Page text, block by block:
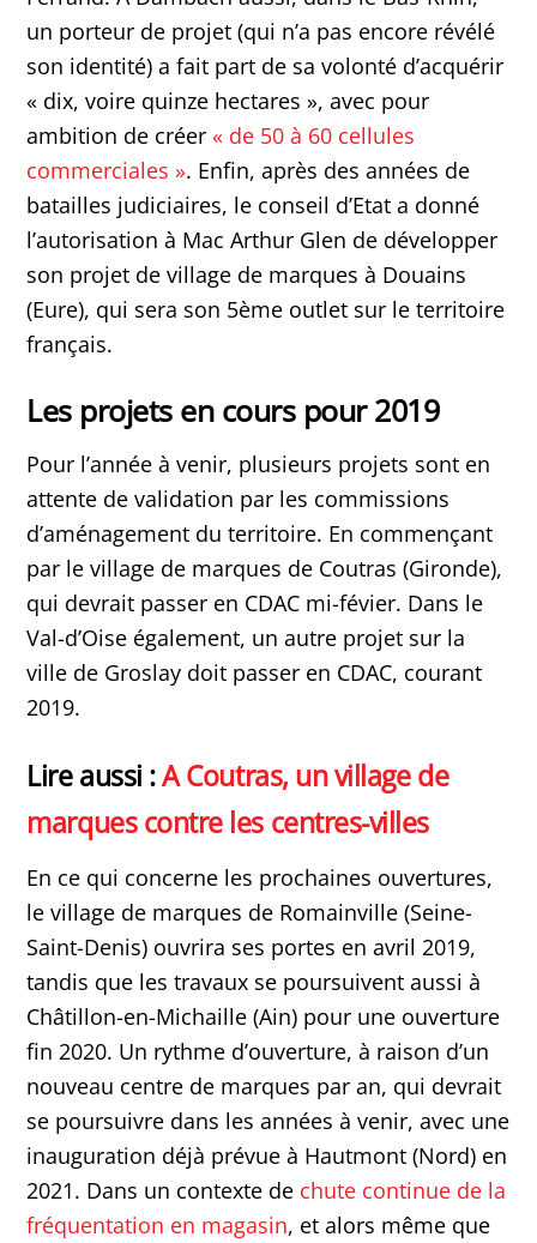
un porteur de projet (qui n’a pas encore révélé
son identité) a fait part de sa volonté d’acquérir
« dix, voire quinze hectares », avec pour
ambition de créer« de 50 à 60 cellules
commerciales ». Enfin, après des années de
batailles judiciaires, le conseil d’Etat a donné
l’autorisation à Mac Arthur Glen de développer
son projet de village de marques à Douains
(Eure), qui sera son 5ème outlet sur le territoire
français.
Les projets en cours pour 2019
Pour l’année à venir, plusieurs projets sont en
attente de validation par les commissions
d’aménagement du territoire. En commençant
par le village de marques de Coutras (Gironde),
qui devrait passer en CDAC mi-févier. Dans le
Val-d’Oise également, un autre projet sur la
ville de Groslay doit passer en CDAC, courant
2019.
Lire aussi :A Coutras, un village de
marques contre les centres-villes
En ce qui concerne les prochaines ouvertures,
le village de marques de Romainville (Seine-
Saint-Denis) ouvrira ses portes en avril 2019,
tandis que les travaux se poursuivent aussi à
Châtillon-en-Michaille (Ain) pour une ouverture
fin 2020. Un rythme d’ouverture, à raison d’un
nouveau centre de marques par an, qui devrait
se poursuivre dans les années à venir, avec une
inauguration déjà prévue à Hautmont (Nord) en
2021. Dans un contexte de chute continue de la
fréquentation en magasin, et alors même que